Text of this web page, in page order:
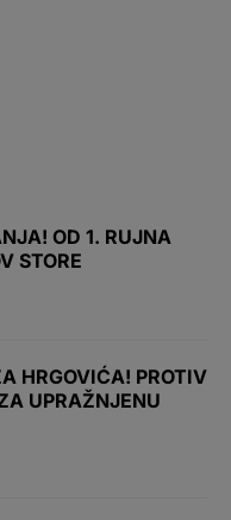
OD 1. RUJNA
STORE
HRGOVIĆA! PROTIV
UPRAŽNJENU